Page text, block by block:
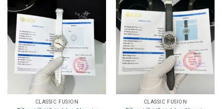
CLASSIC FUSION CLASSIC FUSION